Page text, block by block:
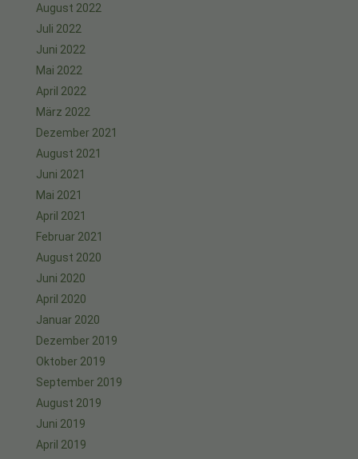
August 2022
Juli 2022
Juni 2022
Mai 2022
April 2022
März 2022
Dezember 2021
August 2021
Juni 2021
Mai 2021
April 2021
Februar 2021
August 2020
Juni 2020
April 2020
Januar 2020
Dezember 2019
Oktober 2019
September 2019
August 2019
Juni 2019
April 2019